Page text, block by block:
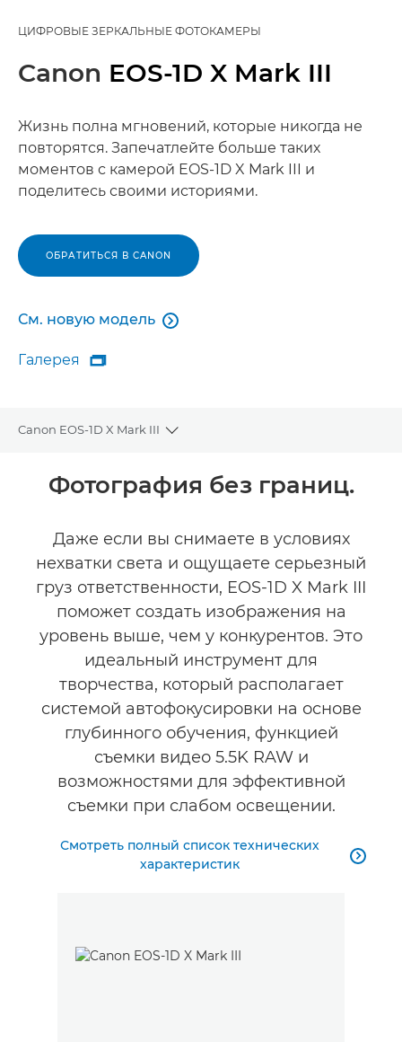
ЦИФРОВЫЕ ЗЕРКАЛЬНЫЕ ФОТОКАМЕРЫ
Canon EOS-1D X Mark III
Жизнь полна мгновений, которые никогда не
повторятся. Запечатлейте больше таких
моментов с камерой EOS-1D X Mark III и
поделитесь своими историями.
ОБРАТИТЬСЯ В CANON
См. новую модель
См. новую модель

Галерея
Галерея

Canon EOS-1D X Mark III
Toggle breadcrumbs
Общая информация
Галерея
Фотография без границ.
Даже если вы снимаете в условиях
нехватки света и ощущаете серьезный
груз ответственности, EOS-1D X Mark III
поможет создать изображения на
уровень выше, чем у конкурентов. Это
идеальный инструмент для
творчества, который располагает
системой автофокусировки на основе
глубинного обучения, функцией
съемки видео 5.5K RAW и
возможностями для эффективной
съемки при слабом освещении.
Смотреть полный список технических
характеристик
